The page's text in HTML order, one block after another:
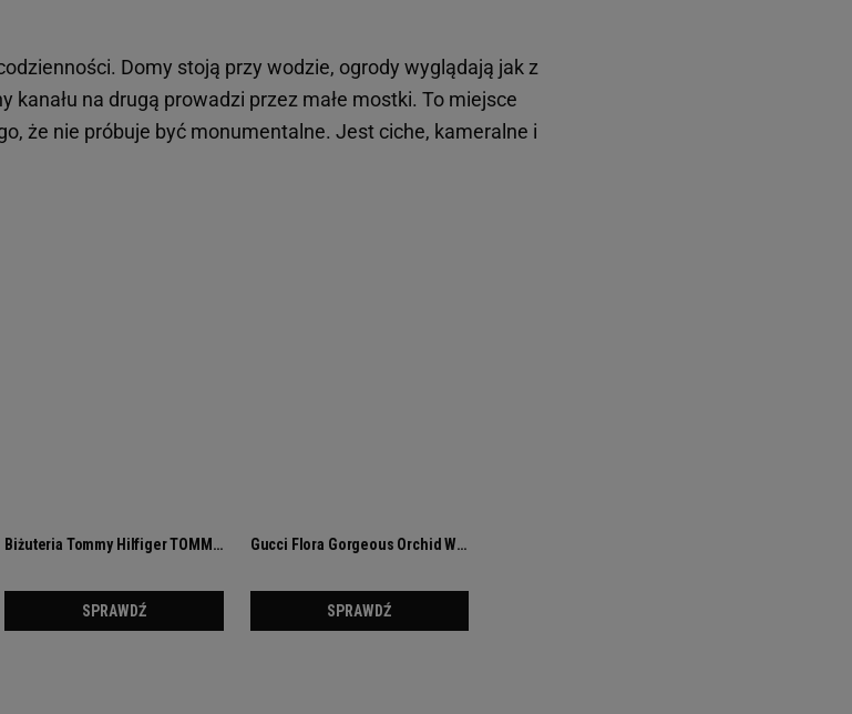
Domy stoją przy wodzie, ogrody wyglądają jak z
kanału na drugą prowadzi przez małe mostki. To miejsce
że nie próbuje być monumentalne. Jest ciche, kameralne i